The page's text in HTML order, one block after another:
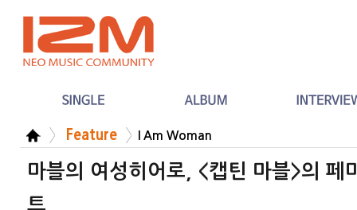
Feature I Am Woman
마블의 여성히어로, <캡틴 마블>의 페
트